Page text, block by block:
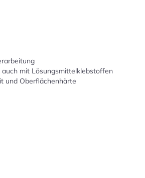
auch mit Lösungsmittelklebstoffen
und Oberflächenhärte